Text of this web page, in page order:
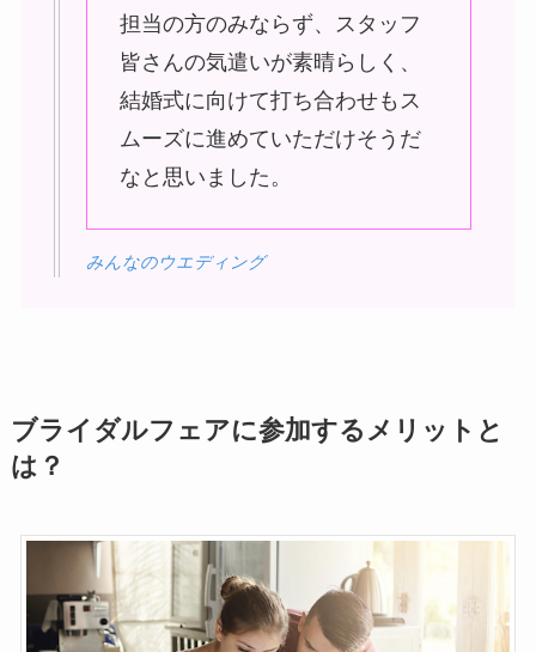
担当の方のみならず、スタッフ
皆さんの気遣いが素晴らしく、
結婚式に向けて打ち合わせもス
ムーズに進めていただけそうだ
なと思いました。
みんなのウエディング
ブライダルフェアに参加するメリットと
は？